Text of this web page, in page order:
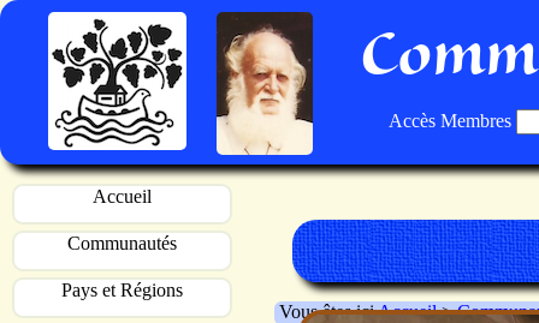
Accès Membres
Accueil
Communautés
Pays et Régions
Vous êtes iciAccueil>